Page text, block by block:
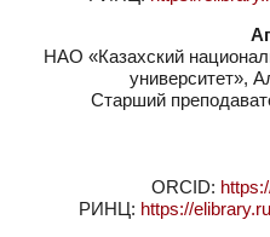
НАО «Казахский
университет»,
Старший
ORCID:
РИНЦ: https://